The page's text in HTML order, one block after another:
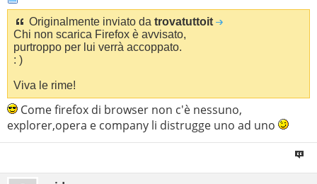
Originalmente inviato da trovatuttoit
Chi non scarica Firefox è avvisato,
purtroppo per lui verrà accoppato.
: )
Viva le rime!
Come firefox di browser non c'è nessuno,
explorer,opera e company li distrugge uno ad uno